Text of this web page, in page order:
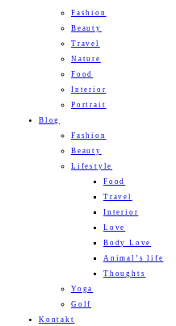
Fashion
Beauty
Travel
Nature
Food
Interior
Portrait
Blog
Fashion
Beauty
Lifestyle
Food
Travel
Interior
Love
Body Love
Animal’s life
Thoughts
Yoga
Golf
Kontakt